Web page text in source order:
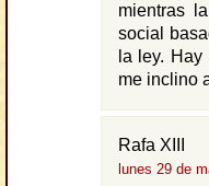
mientras
social
la ley.
me inclino
Rafa XIII
lunes 29 de